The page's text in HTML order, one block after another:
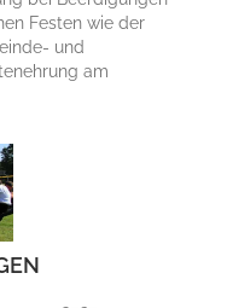
Festen wie der
und
am